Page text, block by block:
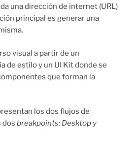
una dirección de internet (URL)
principal es generar una
visual a partir de un
de estilo y un UI Kit donde se
que forman la
los dos flujos de
dos breakpoints: Desktop y